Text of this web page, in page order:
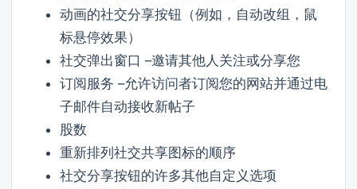
动画的社交分享按钮（例如，自动改组，鼠
标悬停效果）
社交弹出窗口 –邀请其他人关注或分享您
订阅服务 –允许访问者订阅您的网站并通过电
子邮件自动接收新帖子
股数
重新排列社交共享图标的顺序
社交分享按钮的许多其他自定义选项